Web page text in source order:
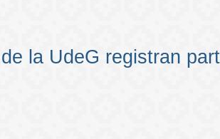
la UdeG registran